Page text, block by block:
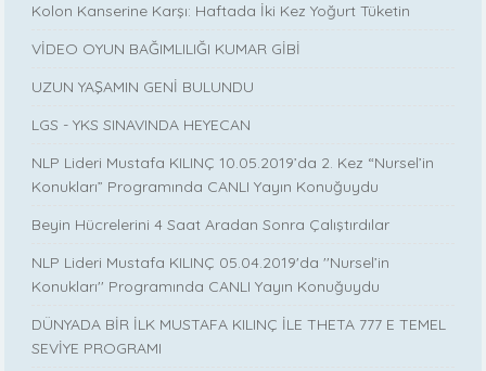
Kolon Kanserine Karşı: Haftada İki Kez Yoğurt Tüketin
VİDEO OYUN BAĞIMLILIĞI KUMAR GİBİ
UZUN YAŞAMIN GENİ BULUNDU
LGS - YKS SINAVINDA HEYECAN
NLP Lideri Mustafa KILINÇ 10.05.2019’da 2. Kez “Nursel’in
Konukları” Programında CANLI Yayın Konuğuydu
Beyin Hücrelerini 4 Saat Aradan Sonra Çalıştırdılar
NLP Lideri Mustafa KILINÇ 05.04.2019'da ''Nursel’in
Konukları'' Programında CANLI Yayın Konuğuydu
DÜNYADA BİR İLK MUSTAFA KILINÇ İLE THETA 777 E TEMEL
SEVİYE PROGRAMI